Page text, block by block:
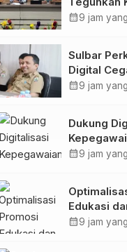
Perjanjian
Belajar
calendar_month9 jam
Sulbar
Digital
Kejahatan
calendar_month9 jam
Dukung
DPMPTSP
calendar_month9 jam
Edukasi
Anjungan
calendar_month9 jam